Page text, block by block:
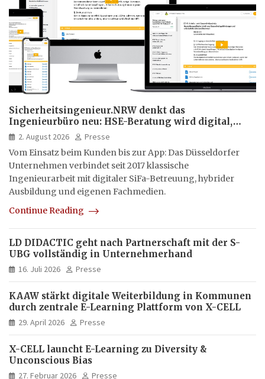
Sicherheitsingenieur.NRW denkt das
Ingenieurbüro neu: HSE-Beratung wird digital,
hybrid und multimedial
2. August 2026
Presse
Vom Einsatz beim Kunden bis zur App: Das Düsseldorfer
Unternehmen verbindet seit 2017 klassische
Ingenieurarbeit mit digitaler SiFa-Betreuung, hybrider
Ausbildung und eigenen Fachmedien.
Continue Reading
LD DIDACTIC geht nach Partnerschaft mit der S-
UBG vollständig in Unternehmerhand
16. Juli 2026 Presse
KAAW stärkt digitale Weiterbildung in Kommunen
durch zentrale E-Learning Plattform von X-CELL
29. April 2026 Presse
X-CELL launcht E-Learning zu Diversity &
Unconscious Bias
27. Februar 2026 Presse